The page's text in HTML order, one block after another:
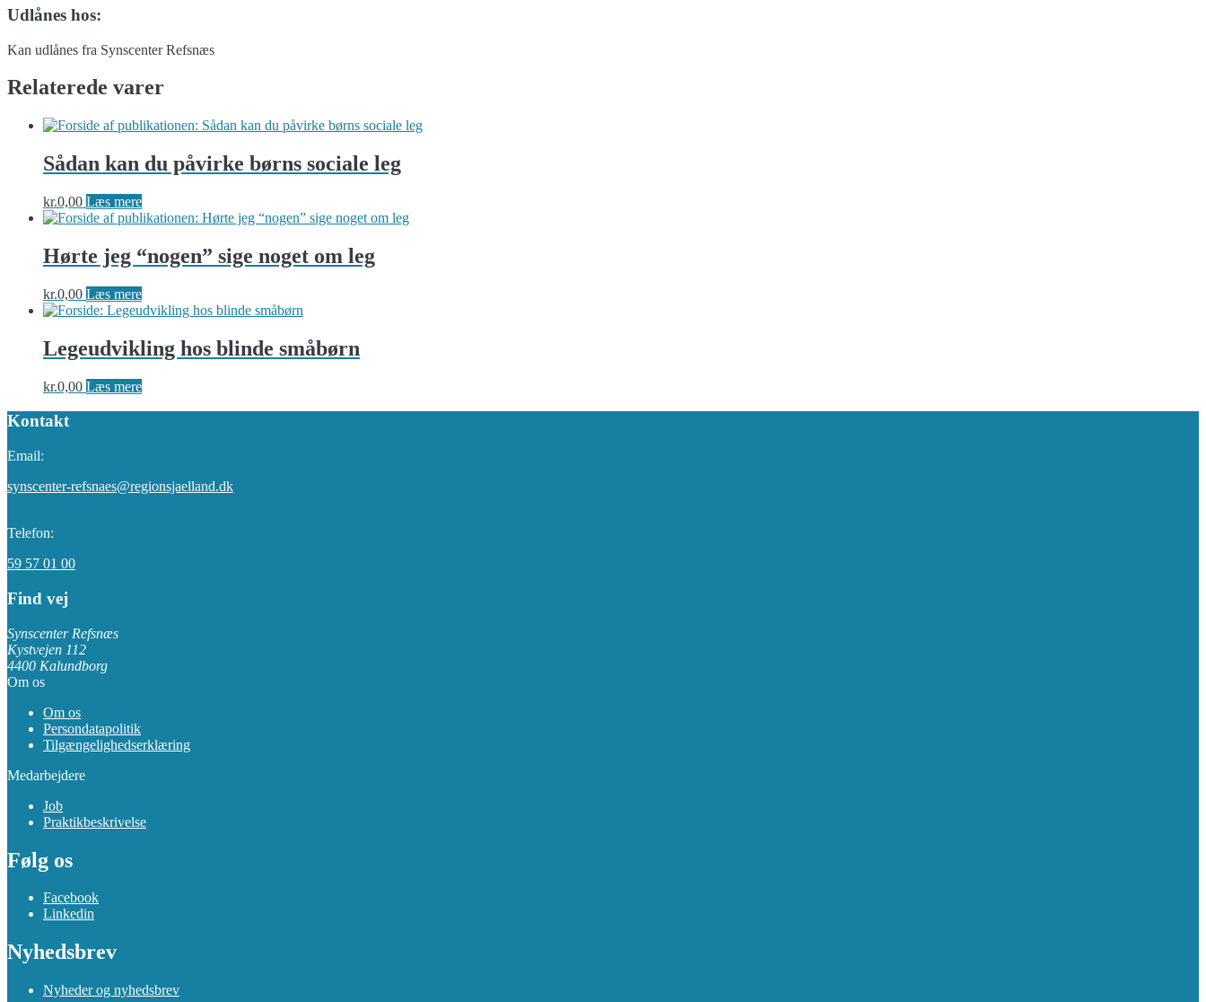
Udlånes hos:
Kan udlånes fra Synscenter Refsnæs
Relaterede varer
Sådan kan du påvirke børns sociale leg
kr.0,00 Læs mere
Hørte jeg “nogen” sige noget om leg
kr.0,00 Læs mere
Legeudvikling hos blinde småbørn
kr.0,00 Læs mere
Kontakt
Email:
synscenter-refsnaes@regionsjaelland.dk
Telefon:
59 57 01 00
Find vej
Synscenter Refsnæs
Kystvejen 112
4400 Kalundborg
Om os
Om os
Persondatapolitik
Tilgængelighedserklæring
Medarbejdere
Job
Praktikbeskrivelse
Følg os
Facebook
Linkedin
Nyhedsbrev
Nyheder og nyhedsbrev